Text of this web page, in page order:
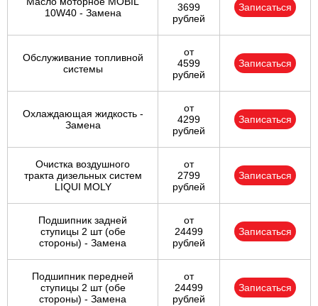
10W40 - Замена
3699
рублей
Записаться
Обслуживание топливной
системы
от
4599
рублей
Записаться
Охлаждающая жидкость -
Замена
от
4299
рублей
Записаться
Очистка воздушного
тракта дизельных систем
LIQUI MOLY
от
2799
рублей
Записаться
Подшипник задней
ступицы 2 шт (обе
стороны) - Замена
от
24499
рублей
Записаться
Подшипник передней
ступицы 2 шт (обе
стороны) - Замена
от
24499
рублей
Записаться